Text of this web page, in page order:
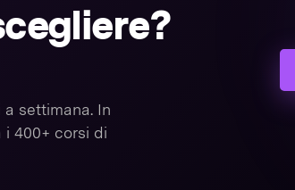
settimana. In
400+ corsi di